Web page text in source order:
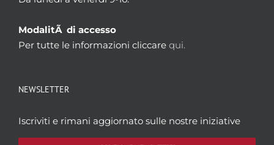
ModalitÃ di accesso
Per tutte le informazioni cliccare qui.
NEWSLETTER
Iscriviti e rimani aggiornato sulle nostre iniziative